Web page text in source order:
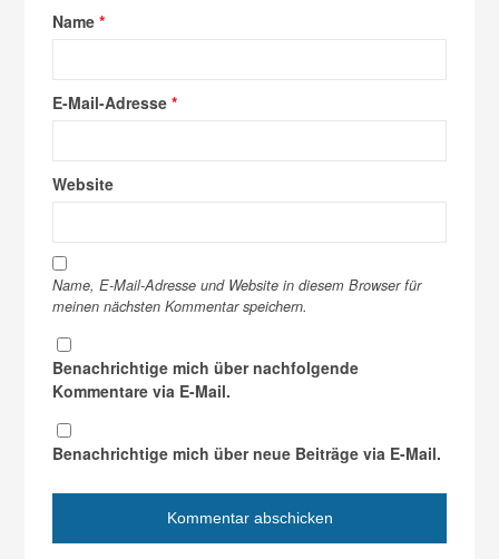
Name*
E-Mail-Adresse*
Website
Name, E-Mail-Adresse und Website in diesem Browser für
meinen nächsten Kommentar speichern.
Benachrichtige mich über nachfolgende
Kommentare via E-Mail.
Benachrichtige mich über neue Beiträge via E-Mail.